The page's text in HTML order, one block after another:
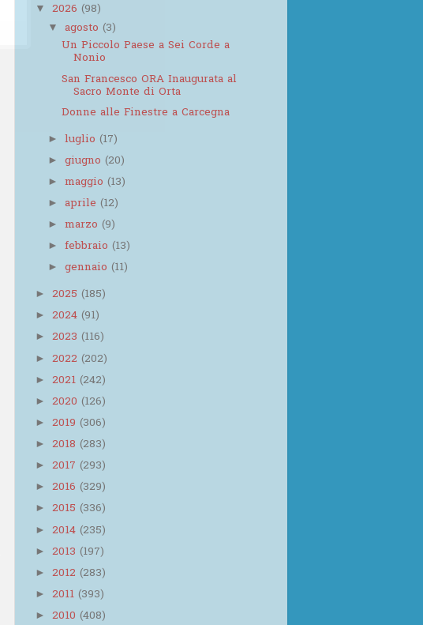
▼ 2026 (98)
▼ agosto(3)
Un Piccolo Paese a Sei Corde a
Nonio
San Francesco ORA Inaugurata al
Sacro Monte di Orta
Donne alle Finestre a Carcegna
►luglio(17)
►giugno(20)
►maggio(13)
►aprile(12)
►marzo(9)
►febbraio(13)
►gennaio(11)
► 2025 (185)
► 2024 (91)
► 2023 (116)
► 2022 (202)
► 2021 (242)
► 2020 (126)
► 2019 (306)
► 2018 (283)
► 2017 (293)
► 2016 (329)
► 2015 (336)
► 2014 (235)
► 2013 (197)
► 2012 (283)
► 2011 (393)
► 2010 (408)